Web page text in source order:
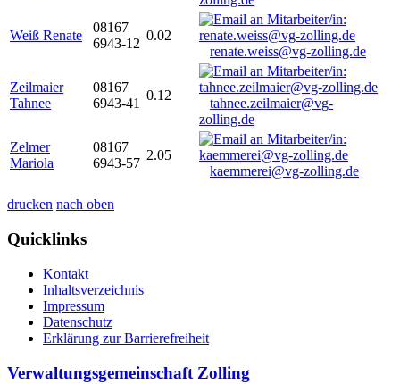
Weiß Renate
08167
6943-12
0.02
renate.weiss@vg-zolling.de
Zeilmaier
Tahnee
08167
6943-41
0.12
tahnee.zeilmaier@vg-
zolling.de
Zelmer
Mariola
08167
6943-57
2.05
kaemmerei@vg-zolling.de
drucken nach oben
Quicklinks
Kontakt
Inhaltsverzeichnis
Impressum
Datenschutz
Erklärung zur Barrierefreiheit
Verwaltungsgemeinschaft Zolling